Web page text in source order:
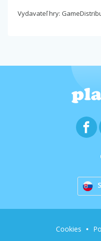
Vydavateľ hry:
Cookies